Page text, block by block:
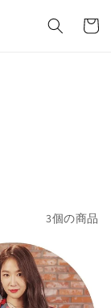
ー
3個の商品